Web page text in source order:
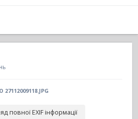
повної EXIF інформації